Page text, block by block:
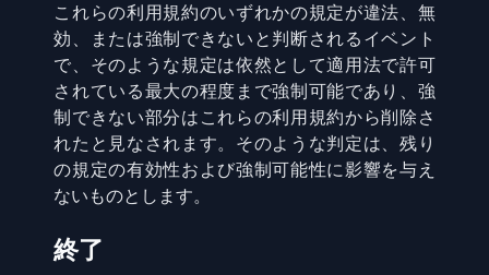
これらの利用規約のいずれかの規定が違法、無
効、または強制できないと判断されるイベント
で、そのような規定は依然として適用法で許可
されている最大の程度まで強制可能であり、強
制できない部分はこれらの利用規約から削除さ
れたと見なされます。そのような判定は、残り
の規定の有効性および強制可能性に影響を与え
ないものとします。
終了